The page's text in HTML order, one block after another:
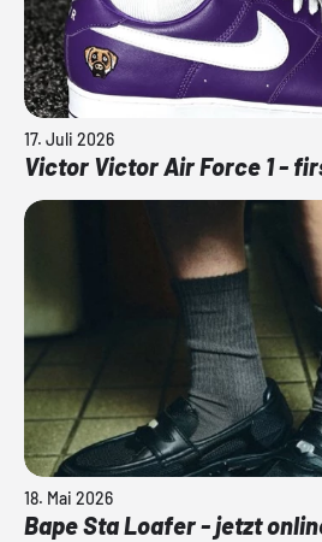
17. Juli 2026
Victor Victor Air Force 1 -
18. Mai 2026
Bape Sta Loafer - jetzt